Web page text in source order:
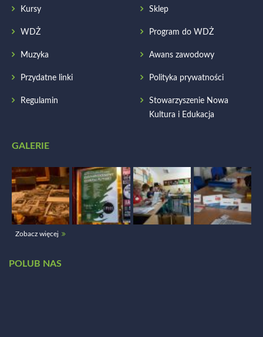
Kursy Sklep
WDŻ Program do WDŻ
Muzyka Awans zawodowy
Przydatne linki Polityka prywatności
Regulamin
Stowarzyszenie Nowa
Kultura i Edukacja
GALERIE
Zobacz więcej
POLUB NAS